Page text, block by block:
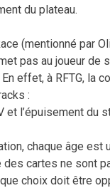
du plateau.
(mentionné par
pas au joueur de
effet, à RFTG, la
:
et l’épuisement du
chaque âge est
des cartes ne sont
choix doit être